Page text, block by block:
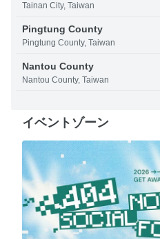
Tainan City, Taiwan
Pingtung County
Pingtung County, Taiwan
Nantou County
Nantou County, Taiwan
イベントゾーン